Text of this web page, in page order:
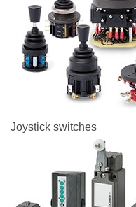
Joystick switches